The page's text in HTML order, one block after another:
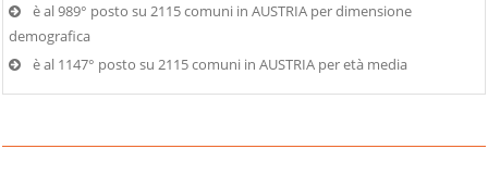
è al 989° posto su 2115 comuni in AUSTRIA per dimensione
demografica
è al 1147° posto su 2115 comuni in AUSTRIA per età media